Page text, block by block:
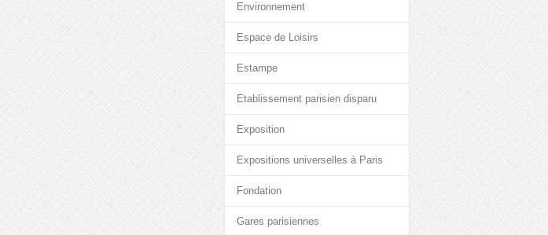
Environnement
Espace de Loisirs
Estampe
Etablissement parisien disparu
Exposition
Expositions universelles à Paris
Fondation
Gares parisiennes